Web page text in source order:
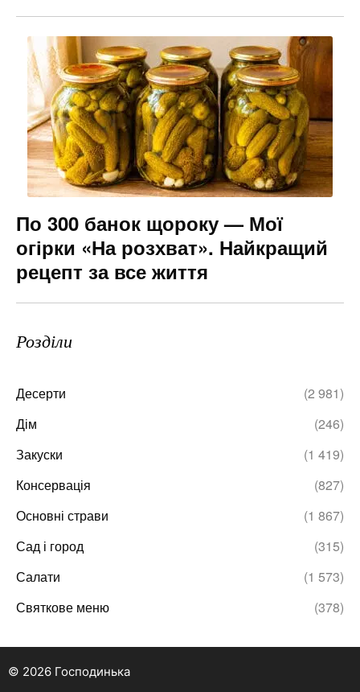
По 300 банок щороку — Мої
огірки «На розхват». Найкращий
рецепт за все життя
Розділи
Десерти
(2 981)
Дім
(246)
Закуски
(1 419)
Консервація
(827)
Основні страви
(1 867)
Сад і город
(315)
Салати
(1 573)
Святкове меню
(378)
© 2026 Господинька